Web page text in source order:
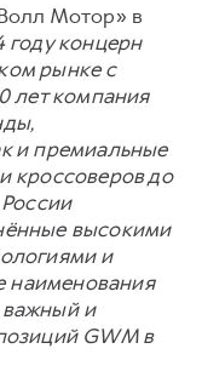
Мотор» в
году концерн
рынке с
лет компания
и премиальные
кроссоверов до
высокими
и
наименования
важный и
GWM в